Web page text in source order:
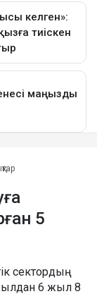
5
сектордың
6 жыл 8